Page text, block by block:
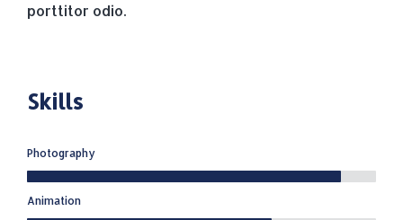
porttitor odio.
Skills
Photography
Animation